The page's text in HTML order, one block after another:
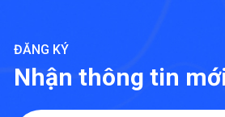
ĐĂNG KÝ
Nhận thông tin